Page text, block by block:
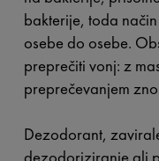
bakterije, toda
osebe do osebe.
preprečiti vonj: z
preprečevanjem
Dezodorant,